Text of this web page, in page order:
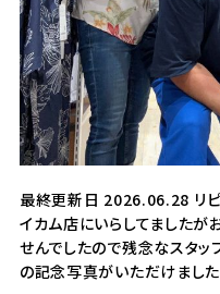
最終更新日 2026.06.28 リ
イカム店にいらしてました
せんでしたので残念なスタッ
の記念写真がいただけまし